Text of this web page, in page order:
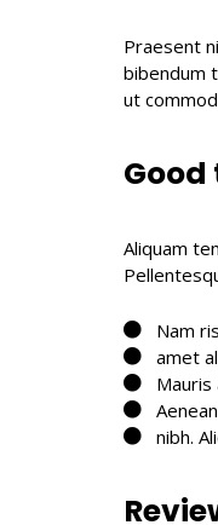
Praesent
bibendum
ut
Aliquam
Nam
amet
Mauris
nibh.